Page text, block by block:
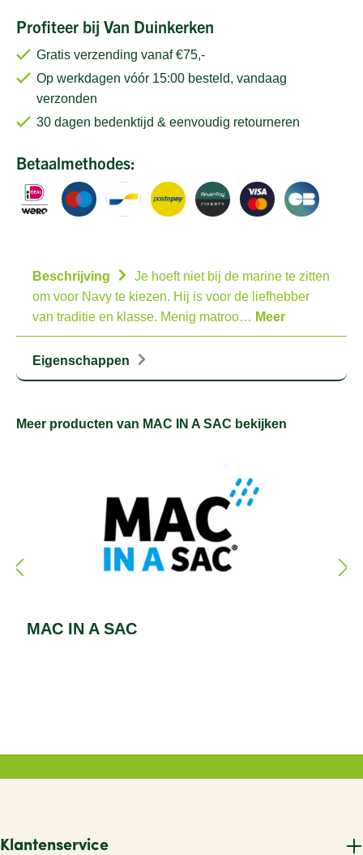
Profiteer bij Van Duinkerken
Gratis verzending vanaf €75,-
Op werkdagen vóór 15:00 besteld, vandaag
verzonden
30 dagen bedenktijd & eenvoudig retourneren
Betaalmethodes:
Beschrijving
Je hoeft niet bij de marine te zitten
om voor Navy te kiezen. Hij is voor de liefhebber
van traditie en klasse. Menig matroo… Meer
Eigenschappen
Meer producten van MAC IN A SAC bekijken
MAC IN A SAC
Klantenservice